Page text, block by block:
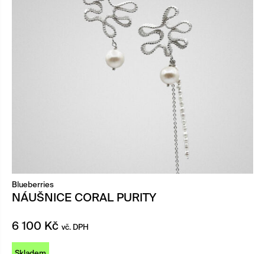
Blueberries
NÁUŠNICE CORAL PURITY
6 100 Kč vč. DPH